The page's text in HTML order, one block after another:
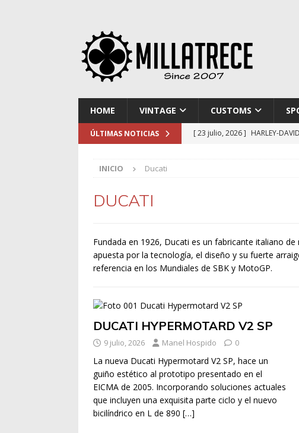
HOME VINTAGE CUSTOMS
ÚLTIMAS NOTICIAS [ 23 julio, 2026 ] HARLEY-
INICIO Ducati
DUCATI
Fundada en 1926, Ducati es un fabricante italiano
apuesta por la tecnología, el diseño y su fuerte
referencia en los Mundiales de SBK y MotoGP.
DUCATI HYPERMOTARD V2 SP
9 julio, 2026 Manel Hospido 0
La nueva Ducati Hypermotard V2 SP, hace un
guiño estético al prototipo presentado en el
EICMA de 2005. Incorporando soluciones actuales
que incluyen una exquisita parte ciclo y el nuevo
bicilíndrico en L de 890 […]